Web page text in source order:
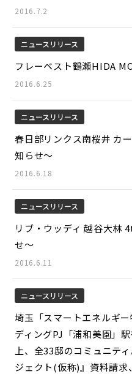
2016.7.2
ニュースリリース
フレーベスト鶴瀬HIDA
2016.6.25
ニュースリリース
春日部リンクス南桜井 カ
知らせ～
2016.6.18
ニュースリリース
リブ・ウッディ 越谷大林
せ～
2016.6.11
ニュースリリース
埼玉「スマートエネルギ
ディングPJ「浦和美園」
上、全33邸のコミュニテ
ジェクト(仮称)』資料請求